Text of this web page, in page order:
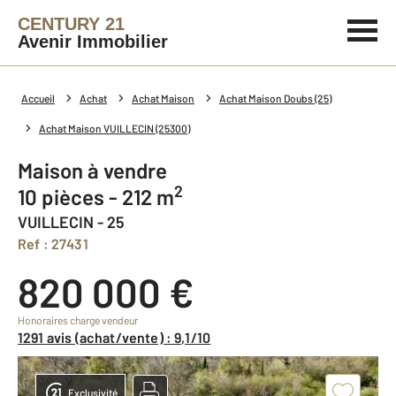
CENTURY 21
Avenir Immobilier
Accueil Achat Achat Maison Achat Maison Doubs (25)
Achat Maison VUILLECIN (25300)
Maison à vendre
10 pièces - 212 m2
VUILLECIN - 25
Ref : 27431
820 000 €
Honoraires charge vendeur
1291 avis (achat/vente) : 9,1/10
Exclusivité